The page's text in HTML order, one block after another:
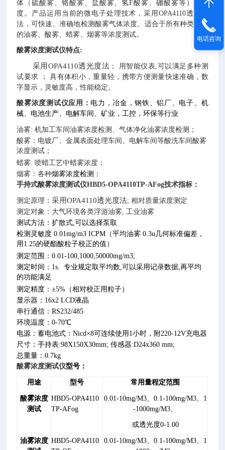
体（硫酸雾、铬酸雾、盐酸雾、氢F酸雾、硼酸雾等）的浓
度。产品运用当前的微电子处理技术，采用OPA4110透光度
法，可快速、准确地检测酸雾气体浓度。适合于所有种类场所
的油雾、酸雾、蜡雾、烟雾等浓度测试。
酸雾浓度测试仪特点:
采用OPA4110透光度法 ； 用智能仪表,可以满足多种测
试要求 ； 具有体积小，重量轻，携带方便测量快速准确，数
字显示，灵敏度高，性能稳定。
酸雾浓度测试仪应用： 电力，冶金，钢铁、铝厂、电子、机
械、电池生产、电解车间、矿业，工控，环保等行业
油雾: 机加工车间油雾浓度检测、气体净化油雾浓度检测；
酸雾：电镀厂、金属表面处理车间、电解车间等酸洗车间酸雾
浓度测试；
蜡雾: 喷蜡工艺中蜡雾浓度；
烟雾：各种烟雾浓度检测 ；
手持式酸雾浓度测试仪HBD5-OPA4110TP-AFog技术指标：
测定原理：采用OPA4110透光度法; 相对质量浓度测定
测定对象：大气环境各类浮游油雾, 工业油雾
测试方法：扩散式,可以选择泵取
检测灵敏度 0.01mg/m3 ICPM（平均油雾 0.3u几何标准偏差，
用1.25的硬酯酸粒子校正的值）
测定范围：0.01-100,1000,50000mg/m3;
测定时间：1s. 专业规定取平均数,可以采用记录数据,再平均
的功能满足
测定精度：±5%（相对校正用粒子）
显示器：16x2 LCD液晶
串行通信：RS232/485
环境温度：0-70℃
电源：蓄电池式：Nicd×8可连续使用1小时，附220-12V充电器
尺寸：手持表:98X150X30mm; 传感器:D24x360 mm;
总重量：0.7kg
酸雾浓度测试仪型号：
用途 型号 常用量程定范围
酸雾浓度
测试
HBD5-OPA4110
TP-AFog
0.01-10mg/M3、0.1-100mg/M3、1
-1000mg/M3、
或透光度0-1.00
油雾浓度 HBD5-OPA4110
0.01-10mg/M3、0.1-100mg/M3、1
电话咨询